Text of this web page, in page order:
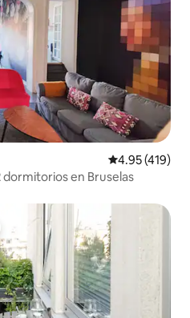
Calificación
4.95 (419)
en Bruselas